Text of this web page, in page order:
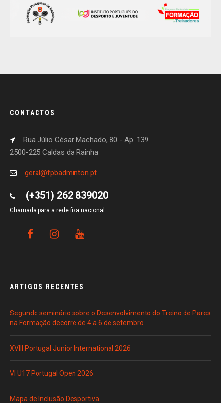
CONTACTOS
Rua Júlio César Machado, 80 - Ap. 139
2500-225 Caldas da Rainha
geral@fpbadminton.pt
(+351) 262 839020
Chamada para a rede fixa nacional
ARTIGOS RECENTES
Segundo seminário sobre o Desenvolvimento do Treino de Pares
na Formação decorre de 4 a 6 de setembro
XVIII Portugal Junior International 2026
VI U17 Portugal Open 2026
Mapa de Inclusão Desportiva